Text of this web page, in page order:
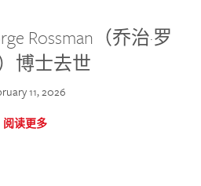
Rossman（乔治·罗
博士去世
11, 2026
阅读更多